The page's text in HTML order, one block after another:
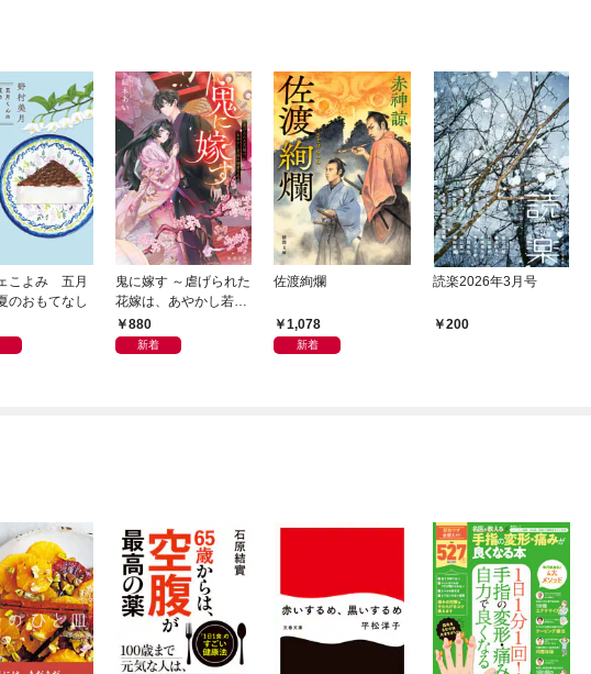
こよみ 五月
のおもてなし
鬼に嫁す ～虐げられた
花嫁は、あやかし若頭
に溺愛される～
880
新着
佐渡絢爛
1,078
新着
読楽2026年3月号
200